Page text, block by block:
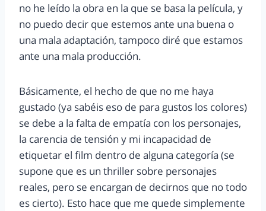
no he leído la obra en la que se basa la película, y
no puedo decir que estemos ante una buena o
una mala adaptación, tampoco diré que estamos
ante una mala producción.
Básicamente, el hecho de que no me haya
gustado (ya sabéis eso de para gustos los colores)
se debe a la falta de empatía con los personajes,
la carencia de tensión y mi incapacidad de
etiquetar el film dentro de alguna categoría (se
supone que es un thriller sobre personajes
reales, pero se encargan de decirnos que no todo
es cierto). Esto hace que me quede simplemente